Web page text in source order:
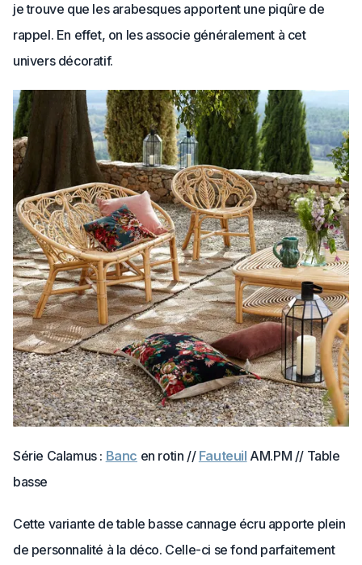
je trouve que les arabesques apportent une piqûre de
rappel. En effet, on les associe généralement à cet
univers décoratif.
Série Calamus : Banc en rotin // Fauteuil AM.PM // Table
basse
Cette variante de table basse cannage écru apporte plein
de personnalité à la déco. Celle-ci se fond parfaitement